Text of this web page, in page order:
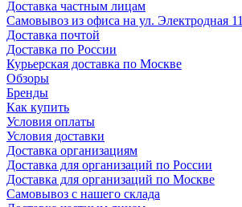
Доставка частным лицам
Самовывоз из офиса на ул. Электродная 11
Доставка почтой
Доставка по России
Курьерская доставка по Москве
Обзоры
Бренды
Как купить
Условия оплаты
Условия доставки
Доставка организациям
Доставка для организаций по России
Доставка для организаций по Москве
Самовывоз с нашего склада